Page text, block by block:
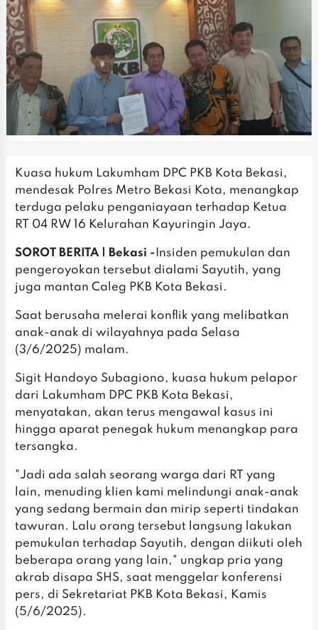
Kuasa hukum Lakumham DPC PKB Kota Bekasi,
mendesak Polres Metro Bekasi Kota, menangkap
terduga pelaku penganiayaan terhadap Ketua
RT 04 RW 16 Kelurahan Kayuringin Jaya.
SOROT BERITA | Bekasi - Insiden pemukulan dan
pengeroyokan tersebut dialami Sayutih, yang
juga mantan Caleg PKB Kota Bekasi.
Saat berusaha melerai konflik yang melibatkan
anak-anak di wilayahnya pada Selasa
(3/6/2025) malam.
Sigit Handoyo Subagiono, kuasa hukum pelapor
dari Lakumham DPC PKB Kota Bekasi,
menyatakan, akan terus mengawal kasus ini
hingga aparat penegak hukum menangkap para
tersangka.
"Jadi ada salah seorang warga dari RT yang
lain, menuding klien kami melindungi anak-anak
yang sedang bermain dan mirip seperti tindakan
tawuran. Lalu orang tersebut langsung lakukan
pemukulan terhadap Sayutih, dengan diikuti oleh
beberapa orang yang lain," ungkap pria yang
akrab disapa SHS, saat menggelar konferensi
pers, di Sekretariat PKB Kota Bekasi, Kamis
(5/6/2025).